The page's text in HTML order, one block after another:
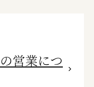
営業につ